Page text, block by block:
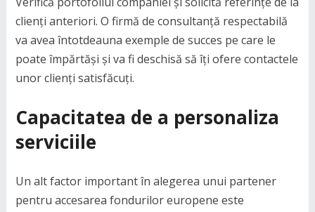
clienți anteriori. O firmă de consultanță respectabilă
va avea întotdeauna exemple de succes pe care le
poate împărtăși și va fi deschisă să îți ofere contactele
unor clienți satisfăcuți.
Capacitatea de a personaliza
serviciile
Un alt factor important în alegerea unui partener
pentru accesarea fondurilor europene este